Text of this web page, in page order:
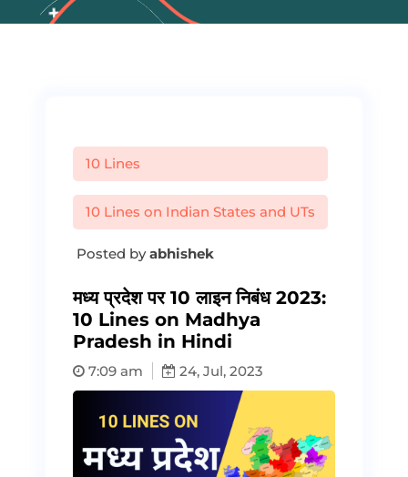
10 Lines
10 Lines on Indian States and UTs
Posted byabhishek
मध्य प्रदेश पर 10 लाइन निबंध 2023:
10 Lines on Madhya
Pradesh in Hindi
7:09 am 24, Jul, 2023